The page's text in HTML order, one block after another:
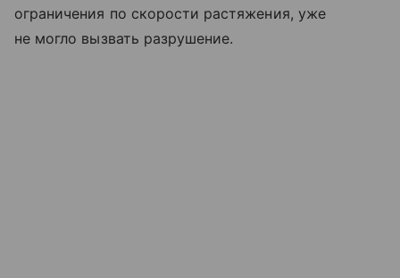
ограничения по скорости растяжения, уже
не могло вызвать разрушение.